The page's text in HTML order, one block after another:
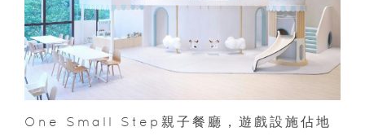
One Small Step親子餐廳，遊戲設施佔地